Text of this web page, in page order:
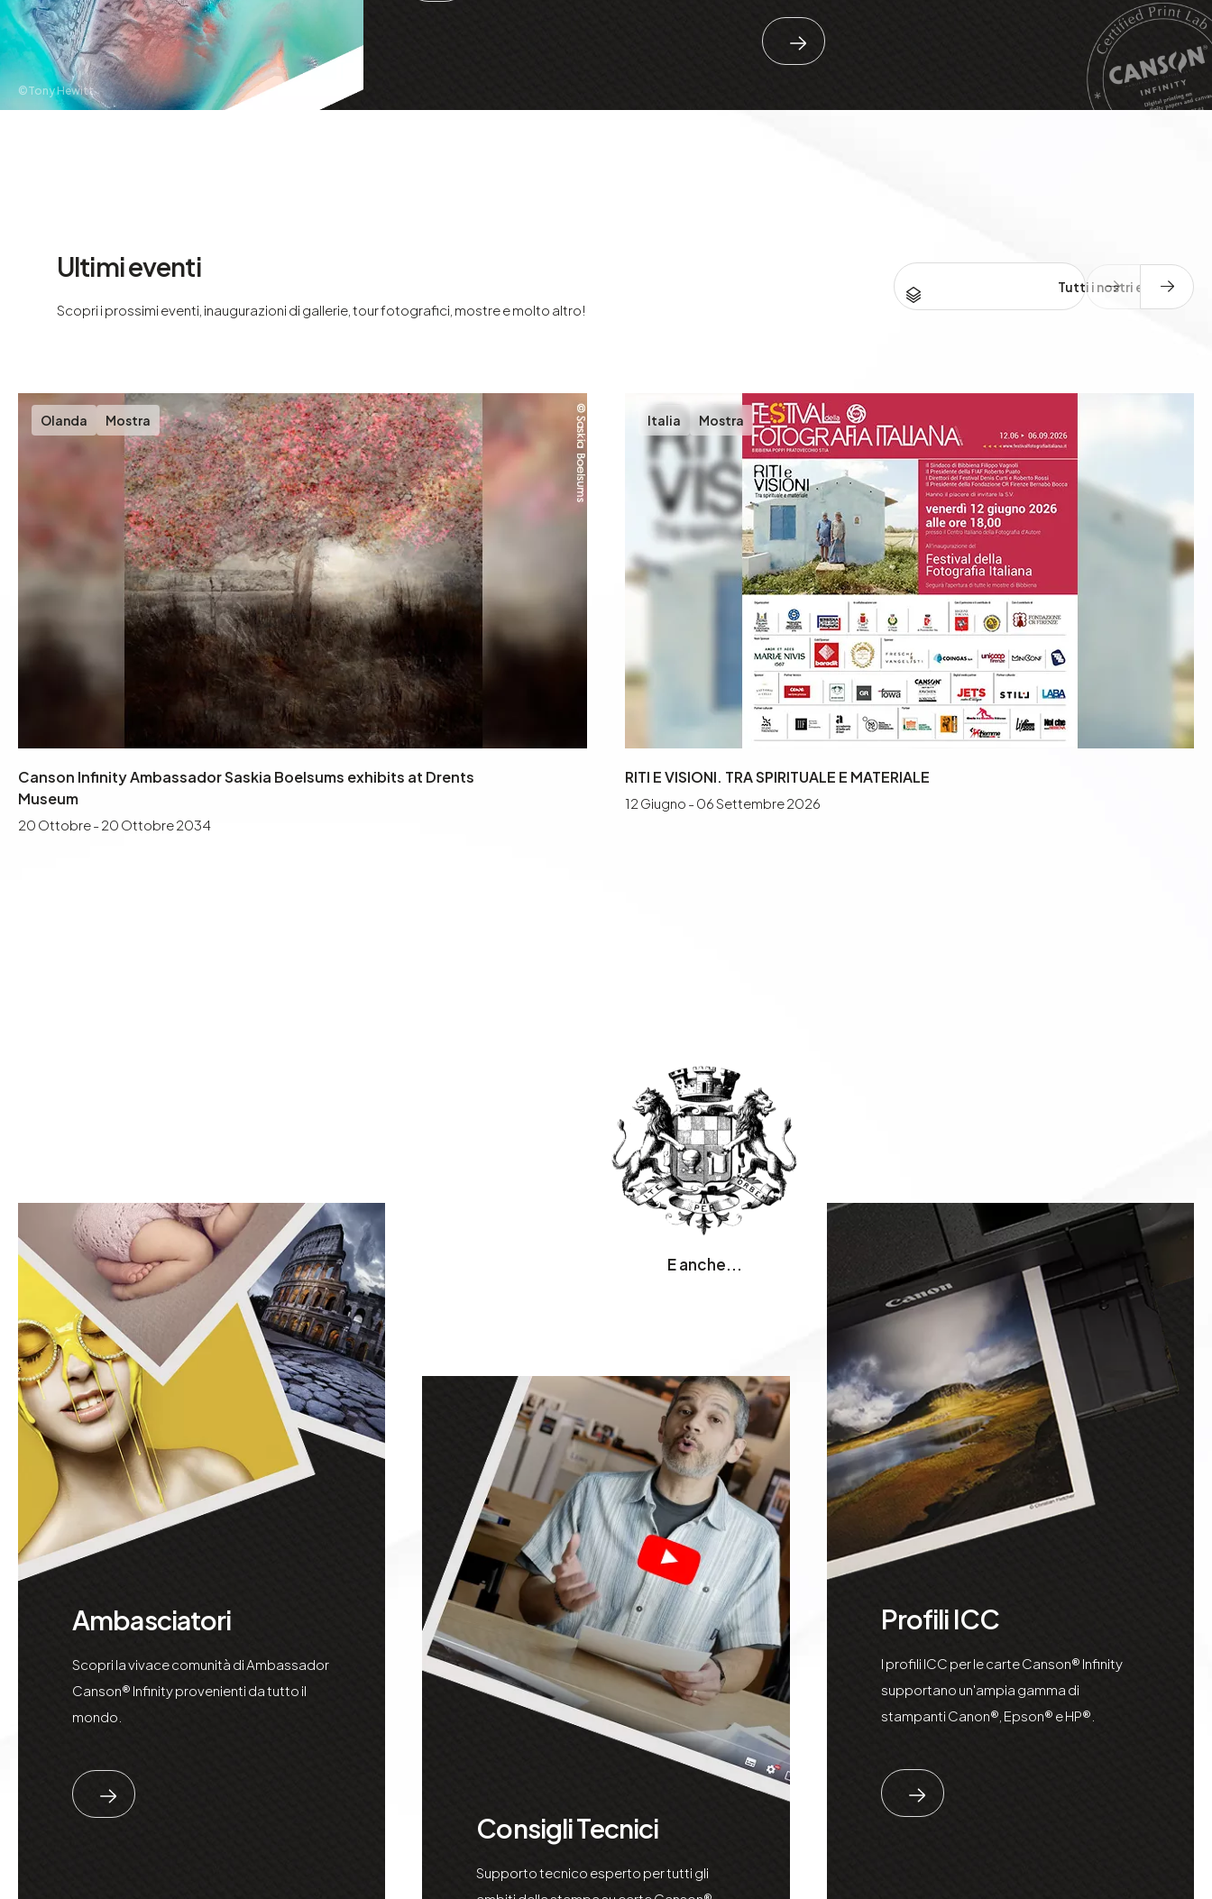
©Tony Hewitt
Ultimi eventi
Scopri i prossimi eventi, inaugurazioni di gallerie, tour fotografici, mostre e molto altro!
Olanda Mostra
Canson Infinity Ambassador Saskia Boelsums exhibits at Drents
Museum
20 Ottobre - 20 Ottobre 2034
Italia Mostra
RITI E VISIONI. TRA SPIRITUALE E MATERIALE
12 Giugno - 06 Settembre 2026
E anche...
Ambasciatori
Scopri la vivace comunità di Ambassador
Canson® Infinity provenienti da tutto il
mondo.
Consigli Tecnici
Supporto tecnico esperto per tutti gli
Profili ICC
I profili ICC per le carte Canson® Infinity
supportano un'ampia gamma di
stampanti Canon®, Epson® e HP®.